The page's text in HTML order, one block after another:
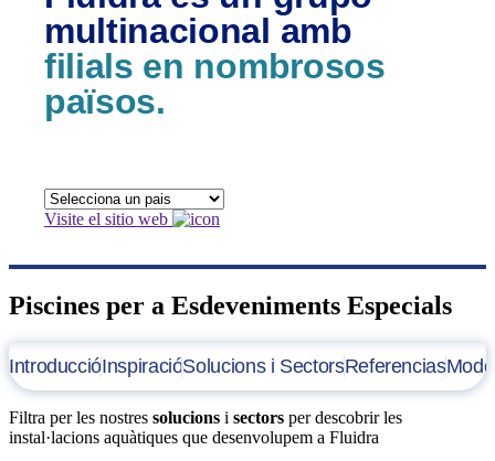
multinacional amb
filials en nombrosos
països.
Visite el sitio web
Piscines per a Esdeveniments Especials
IntroduccióInspiracióSolucions i SectorsReferencias
Filtra per les nostres solucions i sectors per descobrir les
instal·lacions aquàtiques que desenvolupem a Fluidra